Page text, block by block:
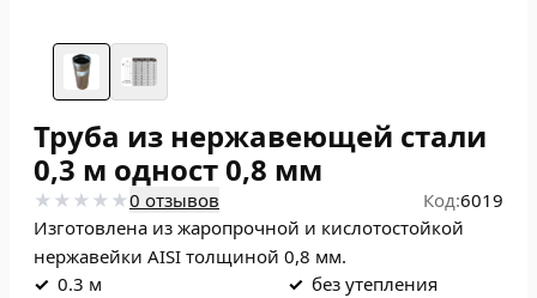
Труба из нержавеющей стали
0,3 м одност 0,8 мм
0 отзывов Код:6019
Изготовлена из жаропрочной и кислотостойкой
нержавейки AISI толщиной 0,8 мм.
✓ 0.3 м ✓ без утепления